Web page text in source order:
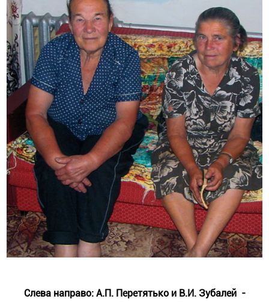
Слева направо: А.П. Перетятько и В.И. Зубалей -